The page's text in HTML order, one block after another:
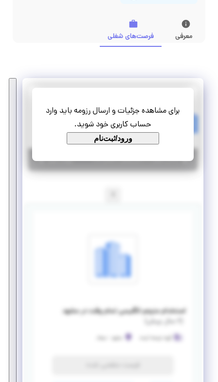
معرفی فرصت‌های شغلی
برای مشاهده جزئیات و ارسال رزومه باید وارد
حساب کاربری خود شوید.
ورود/ثبت‌نام
تمام وقت استخدام
خراسان رضوی |۶ سال پیش | منقضی شده جزئیات بیشتر
استخدام مترجم انگلیسی تمام وقت در مشهد